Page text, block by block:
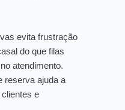
evita frustração
do que filas
atendimento.
reserva ajuda a
e